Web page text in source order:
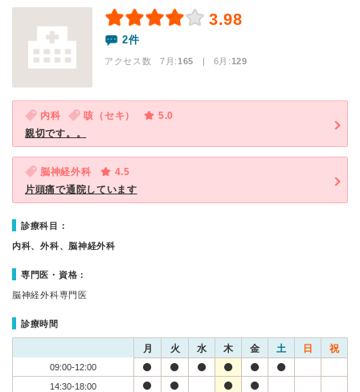
3.98
2件
アクセス数 7月:165 | 6月:129
内科 咳（セキ）
5.0
親切です。。
脳神経外科
4.5
片頭痛で通院しています
診療科目：
内科、外科、脳神経外科
専門医・資格：
脳神経外科専門医
診療時間
月 火 水 木 金 土 日 祝
09:00-12:00
14:30-18:00